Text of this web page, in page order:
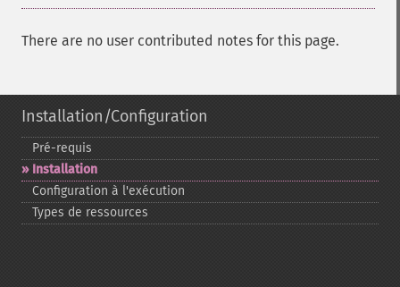
There are no user contributed notes for this page.
Installation/Configuration
Pré-​requis
Installation
Configuration à l'exécution
Types de ressources